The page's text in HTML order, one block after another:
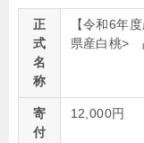
正
式
名
称
【令和6年
県産白桃>
寄
付
12,000円